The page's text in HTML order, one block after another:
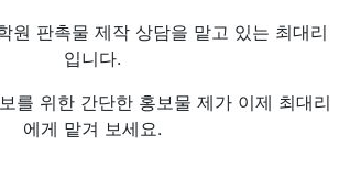
원 판촉물 제작 상담을 맡고 있는 최대리
입니다.
를 위한 간단한 홍보물 제가 이제 최대리
에게 맡겨 보세요.